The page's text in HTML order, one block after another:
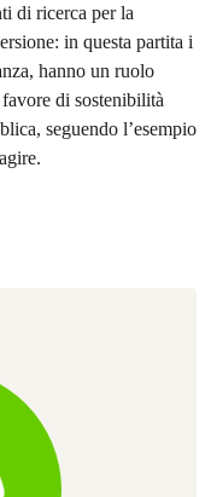
di ricerca per la
in questa partita i
hanno un ruolo
di sostenibilità
seguendo l’esempio